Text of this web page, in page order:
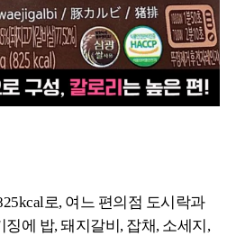
로, 여느 편의점 도시락과
에 밥, 돼지갈비, 잡채, 소세지,